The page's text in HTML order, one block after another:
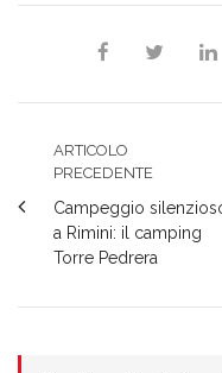
ARTICOLO
PRECEDENTE
Campeggio
a Rimini: il camping
Torre Pedrera